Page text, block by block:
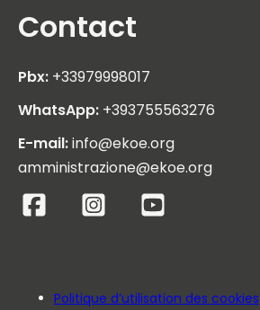
Contact
Pbx: +33979998017
WhatsApp: +393755563276
E-mail:info@ekoe.org
amministrazione@ekoe.org
Politique d’utilisation des cookies